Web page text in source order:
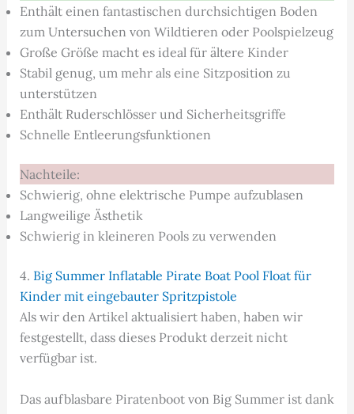
Enthält einen fantastischen durchsichtigen Boden
zum Untersuchen von Wildtieren oder Poolspielzeug
Große Größe macht es ideal für ältere Kinder
Stabil genug, um mehr als eine Sitzposition zu
unterstützen
Enthält Ruderschlösser und Sicherheitsgriffe
Schnelle Entleerungsfunktionen
Nachteile:
Schwierig, ohne elektrische Pumpe aufzublasen
Langweilige Ästhetik
Schwierig in kleineren Pools zu verwenden
4. Big Summer Inflatable Pirate Boat Pool Float für
Kinder mit eingebauter Spritzpistole
Als wir den Artikel aktualisiert haben, haben wir
festgestellt, dass dieses Produkt derzeit nicht
verfügbar ist.
Das aufblasbare Piratenboot von Big Summer ist dank